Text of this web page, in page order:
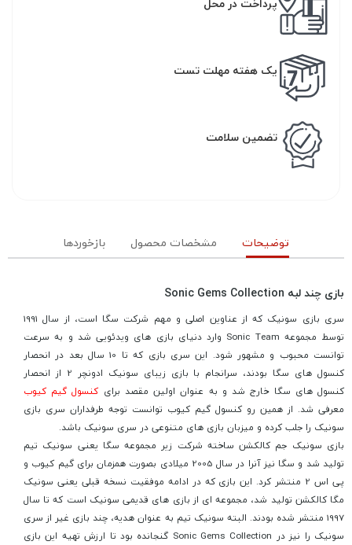
یک هفته مهلت تست
تضمین سلامت
توضیحات مشخصات محصول بازخوردها
بازی چند لبه Sonic Gems Collection
سری بازی سونیک که از عناوین اصلی و مهم شرکت سگا است، از سال 1991
توسط مجموعه Sonic Team وارد دنیای بازی های ویدئویی شد و به سرعت
توانست محبوب و مشهور شود. این سری بازی که تا 10 سال بعد در انحصار
کنسول های سگا بودند، سرانجام با بازی زیبای سونیک ادونچر 2 از انحصار
کنسول های سگا خارج شد و به عنوان اولین مقصد برایکنسول گیم کیوب
معرفی شد. از همین رو کنسول گیم کیوب توانست توجه طرفداران سری بازی
سونیک را جلب کرده و میزبان بازی های متنوعی در سری سونیک باشد.
بازی سونیک جم کالکشن ساخته شرکت زیر مجموعه سگا یعنی سونیک تیم
تولید شد و سگا نیز آنرا در سال 2005 میلادی بصورت همزمان برای گیم کیوب و
پی اس 2 منتشر کرد. این بازی که در ادامه موفقیت نسخه قبلی یعنی سونیک
مگا کالکشن تولید شد، مجموعه ای از بازی های قدیمی سونیک است که تا سال
1997 منتشر شده بودند. البته سونیک تیم به عنوان هدیه، چند بازی غیر از سری
سونیک را نیز در Sonic Gems Collection گنجانده بود تا ارزش تهیه این بازی